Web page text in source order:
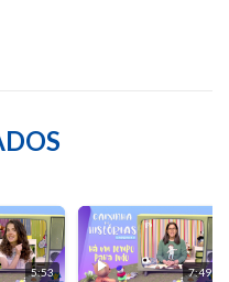
5:53 7:49